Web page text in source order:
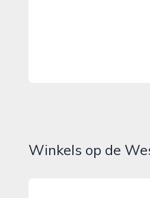
Winkels op de